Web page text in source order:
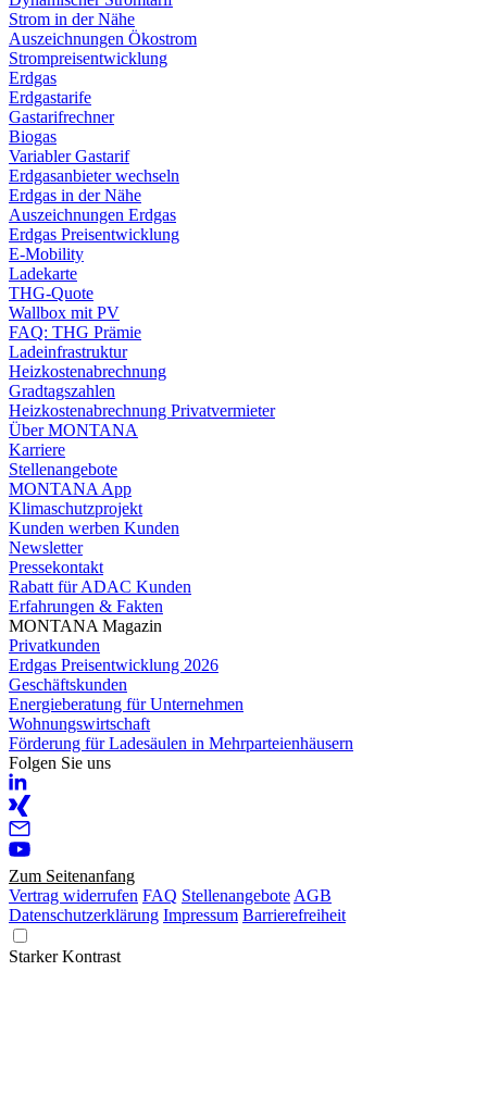
Strom in der Nähe
Auszeichnungen Ökostrom
Strompreisentwicklung
Erdgas
Erdgastarife
Gastarifrechner
Biogas
Variabler Gastarif
Erdgasanbieter wechseln
Erdgas in der Nähe
Auszeichnungen Erdgas
Erdgas Preisentwicklung
E-Mobility
Ladekarte
THG-Quote
Wallbox mit PV
FAQ: THG Prämie
Ladeinfrastruktur
Heizkostenabrechnung
Gradtagszahlen
Heizkostenabrechnung Privatvermieter
Über MONTANA
Karriere
Stellenangebote
MONTANA App
Klimaschutzprojekt
Kunden werben Kunden
Newsletter
Pressekontakt
Rabatt für ADAC Kunden
Erfahrungen & Fakten
MONTANA Magazin
Privatkunden
Erdgas Preisentwicklung 2026
Geschäftskunden
Energieberatung für Unternehmen
Wohnungswirtschaft
Förderung für Ladesäulen in Mehrparteienhäusern
Folgen Sie uns
Zum Seitenanfang
Vertrag widerrufen FAQ Stellenangebote AGB
Datenschutzerklärung Impressum Barrierefreiheit
Starker Kontrast